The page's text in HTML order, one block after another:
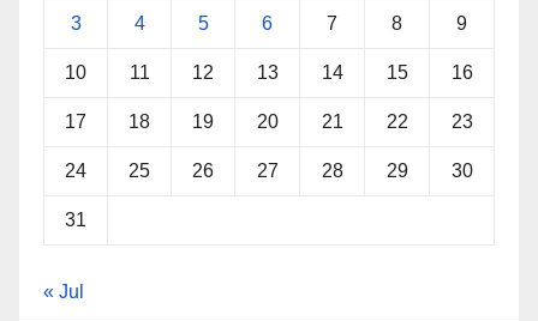
3 4 5 6 7 8 9
10 11 12 13 14 15 16
17 18 19 20 21 22 23
24 25 26 27 28 29 30
31
« Jul